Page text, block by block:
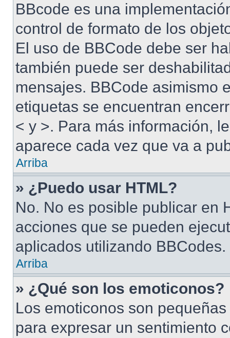
BBcode es una
control de formato de los
El uso de BBCode debe ser
también puede ser
mensajes. BBCode asimismo
etiquetas se encuentran
< y >. Para más información,
aparece cada vez que va a
Arriba
» ¿Puedo usar HTML?
No. No es posible publicar en
acciones que se pueden
aplicados utilizando BBCodes.
Arriba
» ¿Qué son los emoticonos?
Los emoticonos son
para expresar un sentimiento